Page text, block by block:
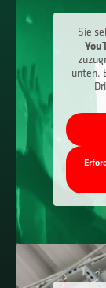
Sie
unten.